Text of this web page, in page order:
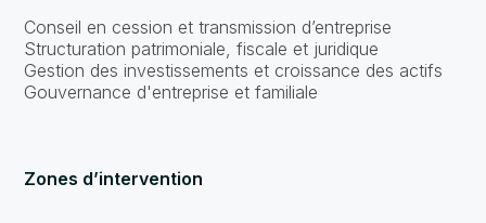
Conseil en cession et transmission d’entreprise
Structuration patrimoniale, fiscale et juridique
Gestion des investissements et croissance des actifs
Gouvernance d'entreprise et familiale
Zones d’intervention